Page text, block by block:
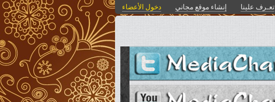
تعـرف علينا إنشاء موقع مجاني دخول الأعضاء